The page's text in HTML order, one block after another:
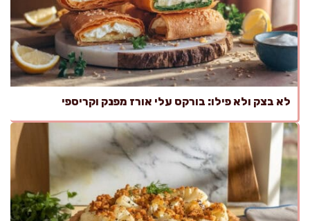
לא בצק ולא פילו: בורקס עלי אורז מפנק וקריספי